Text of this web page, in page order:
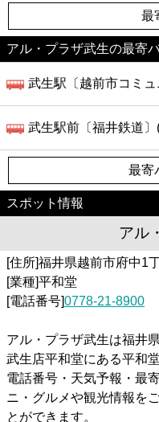
最
アル・プラザ武生の最寄
武生駅〔越前市コミ
武生駅前〔福井鉄道
最寄
スポット情報
アル
[住所]福井県越前市府中1
[業種]平和堂
[電話番号]0778-21-8900
アル・プラザ武生は福井
武生店平和堂にある平和
電話番号・天気予報・最
ニ・グルメや観光情報を
とができます。